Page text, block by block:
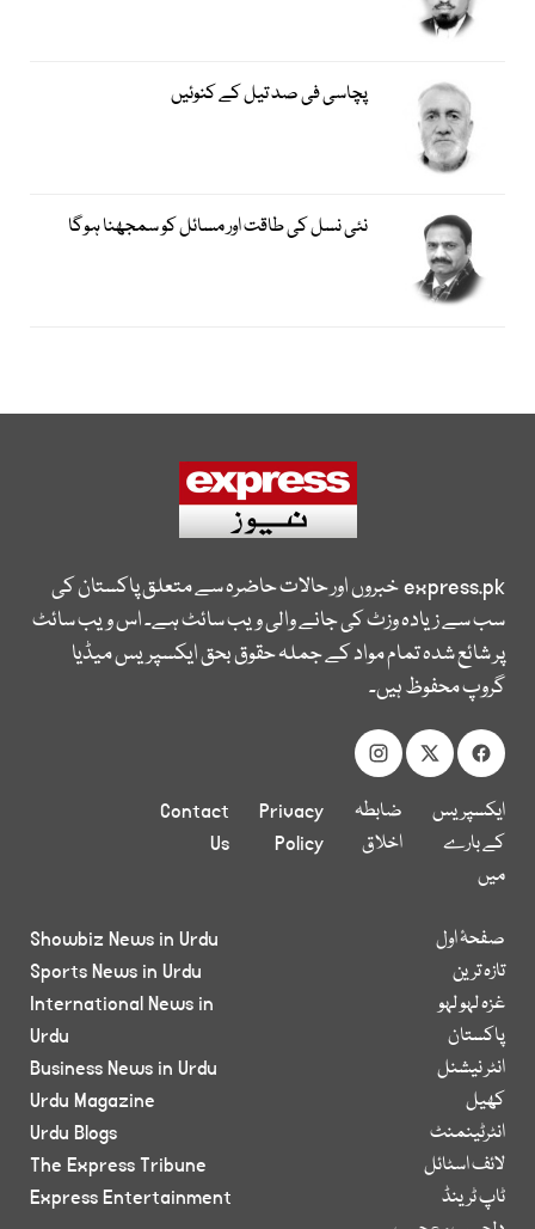
پچاسی فی صد تیل کے کنوئیں
نئی نسل کی طاقت اور مسائل کو سمجھنا ہوگا
express.pkخبروں اور حالات حاضرہ سے متعلق پاکستان کی
سب سے زیادہ وزٹ کی جانے والی ویب سائٹ ہے۔ اس ویب سائٹ
پر شائع شدہ تمام مواد کے جملہ حقوق بحق ایکسپریس میڈیا
گروپ محفوظ ہیں۔
ایکسپریس
کے بارے
میں
ضابطہ
اخلاق
Privacy
Policy
Contact
Us
صفحۂ اول
تازہ ترین
غزہ لہو لہو
پاکستان
انٹر نیشنل
کھیل
انٹرٹینمنٹ
لائف اسٹائل
ٹاپ ٹرینڈ
Showbiz News in Urdu
Sports News in Urdu
International News in
Urdu
Business News in Urdu
Urdu Magazine
Urdu Blogs
The Express Tribune
Express Entertainment